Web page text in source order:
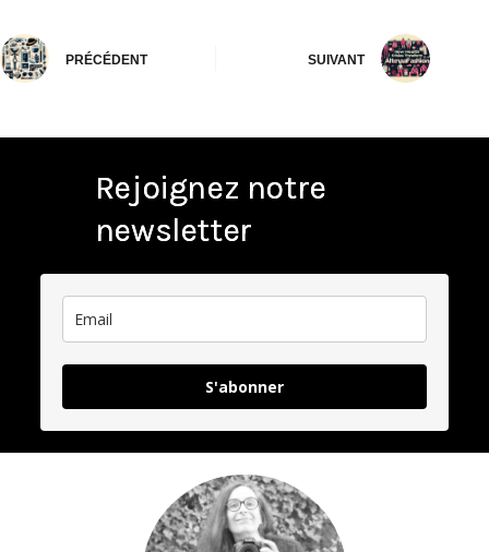
PRÉCÉDENT SUIVANT
Rejoignez notre
newsletter
S'abonner